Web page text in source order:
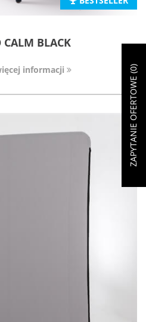
CALM BLACK
informacji
ZAPYTANIE OFERTOWE (
0
)